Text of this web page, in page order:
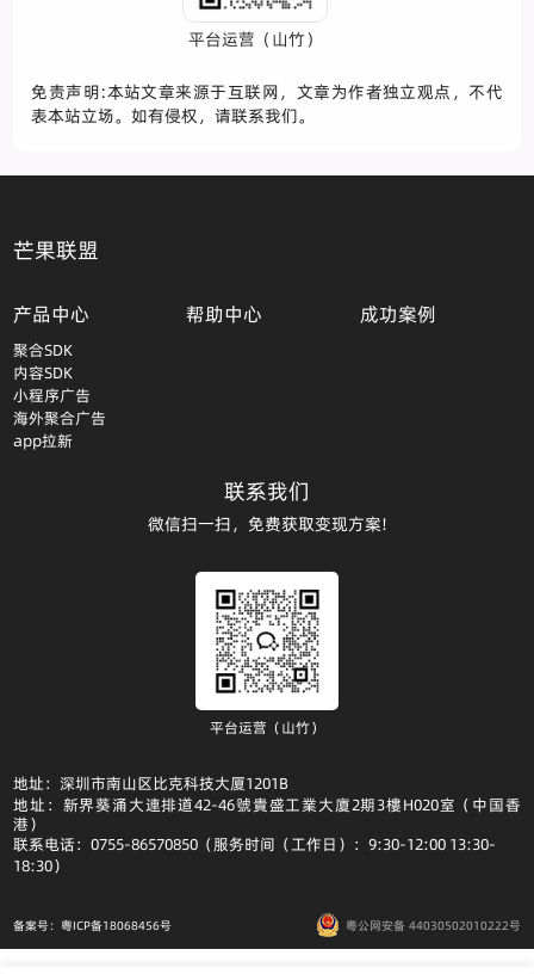
平台运营（山竹）
免责声明:本站文章来源于互联网，文章为作者独立观点，不代
表本站立场。如有侵权，请联系我们。
芒果联盟
产品中心
聚合SDK
内容SDK
小程序广告
海外聚合广告
app拉新
帮助中心 成功案例
联系我们
微信扫一扫，免费获取变现方案!
平台运营（山竹）
地址：深圳市南山区比克科技大厦1201B
地址：新界葵涌大連排道42-46號貴盛工業大廈2期3樓H020室（中国香
港）
联系电话：0755-86570850（服务时间（工作日）：9:30-12:00 13:30-
18:30）
备案号：粤ICP备18068456号 粤公网安备 44030502010222号